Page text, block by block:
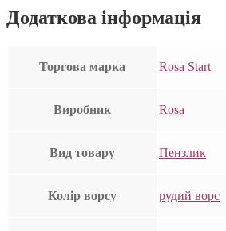
Додаткова інформація
Торгова марка Rosa Start
Виробник Rosa
Вид товару Пензлик
Колір ворсу рудий ворс